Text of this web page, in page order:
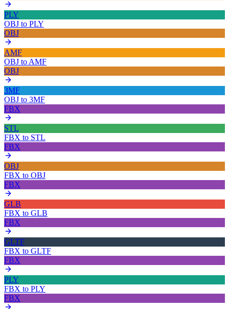
PLY
OBJ to PLY
OBJ
AMF
OBJ to AMF
OBJ
3MF
OBJ to 3MF
FBX
STL
FBX to STL
FBX
OBJ
FBX to OBJ
FBX
GLB
FBX to GLB
FBX
GLTF
FBX to GLTF
FBX
PLY
FBX to PLY
FBX